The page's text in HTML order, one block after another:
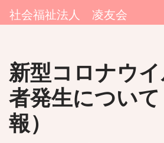
ン
テ
ン
ツ
へ
新型コロナウ
者発生につい
報）
社会福祉法人 凌友会